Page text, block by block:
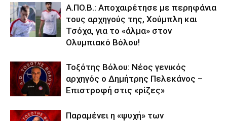
Α.ΠΟ.Β.: Αποχαιρέτησε με περηφάνια
τους αρχηγούς της, Χούμπλη και
Τσόχα, για το «άλμα» στον
Ολυμπιακό Βόλου!
Τοξότης Βόλου: Νέος γενικός
αρχηγός ο Δημήτρης Πελεκάνος –
Επιστροφή στις «ρίζες»
Παραμένει η «ψυχή» των